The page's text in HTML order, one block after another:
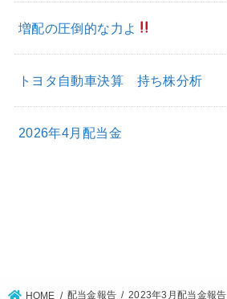
増配の圧倒的な力よ
トヨタ自動車決算 持ち株分析
2026年4月配当金
HOME 配当金報告 2023年3月配当金報告